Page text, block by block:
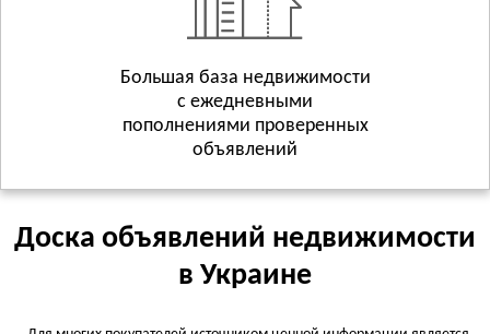
Смотреть всё
ЧЕРКАССКАЯ ОБЛАСТЬ
ЧЕРНИГОВСКАЯ ОБЛАСТЬ
Большая база недвижимости
с ежедневными
пополнениями проверенных
объявлений
Доска объявлений недвижимости
в Украине